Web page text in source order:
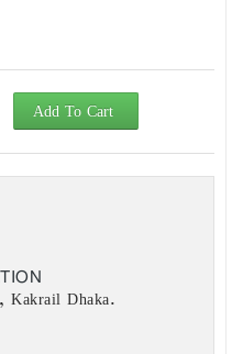
Add To Cart
Kakrail Dhaka.